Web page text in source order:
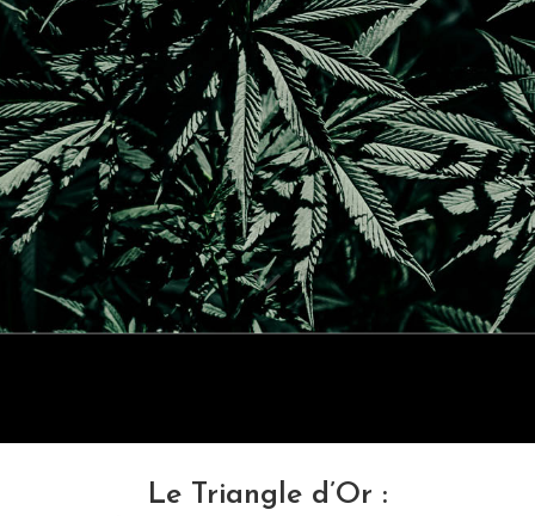
Le Triangle d’Or :